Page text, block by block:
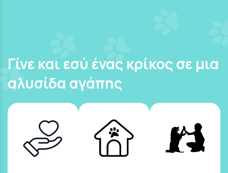
Γίνε και εσύ ένας κρίκος σε μια
αλυσίδα αγάπης